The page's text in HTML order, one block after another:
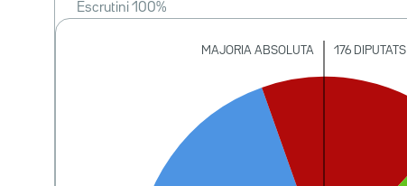
Escrutini 100%